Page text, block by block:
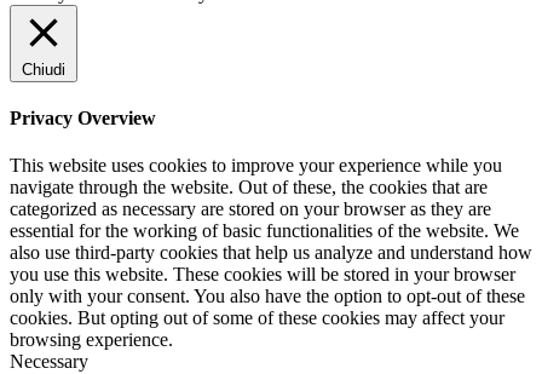
Chiudi
Privacy Overview
This website uses cookies to improve your experience while you
navigate through the website. Out of these, the cookies that are
categorized as necessary are stored on your browser as they are
essential for the working of basic functionalities of the website. We
also use third-party cookies that help us analyze and understand how
you use this website. These cookies will be stored in your browser
only with your consent. You also have the option to opt-out of these
cookies. But opting out of some of these cookies may affect your
browsing experience.
Necessary